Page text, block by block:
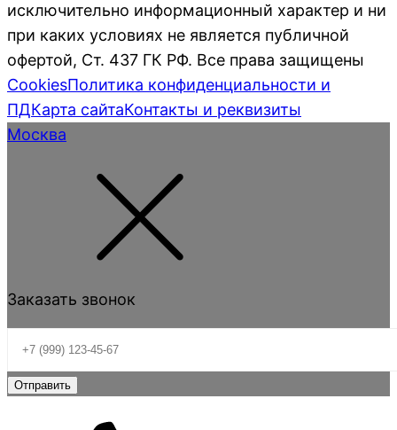
исключительно информационный характер и ни
при каких условиях не является публичной
офертой, Ст. 437 ГК РФ. Все права защищены
CookiesПолитика конфиденциальности и
ПДКарта сайтаКонтакты и реквизиты
Москва
Заказать звонок